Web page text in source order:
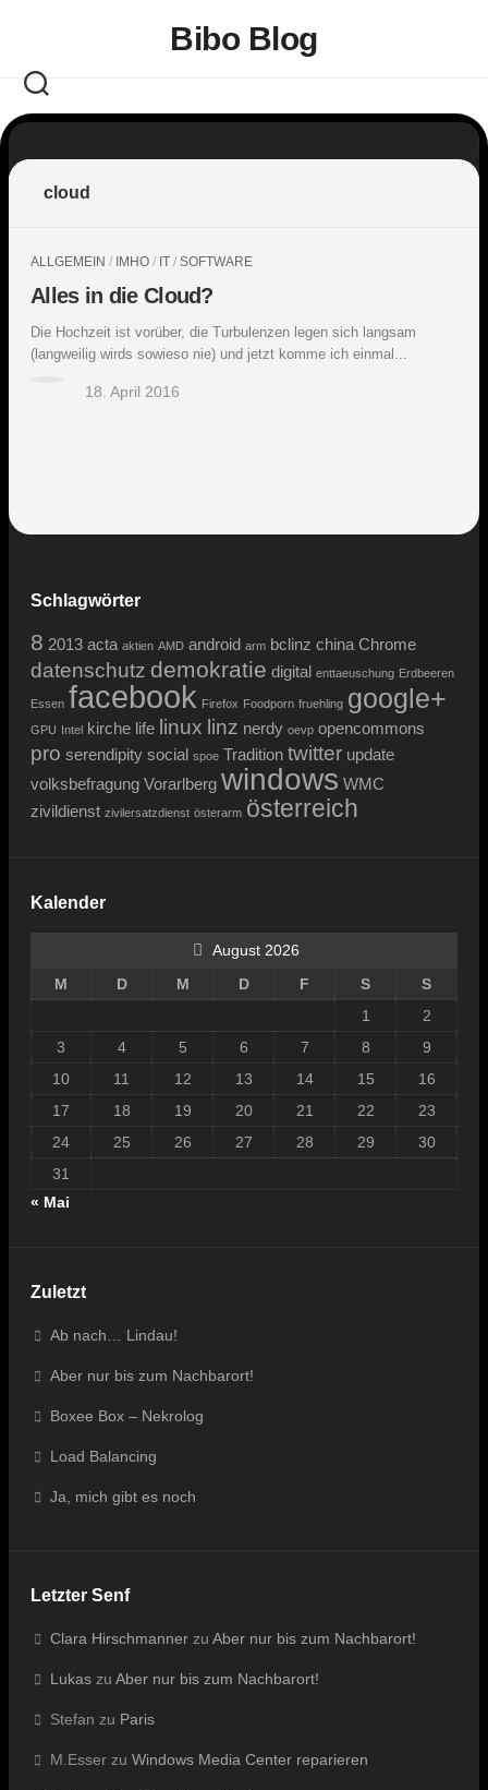
Bibo Blog
cloud
ALLGEMEIN / IMHO / IT / SOFTWARE
Alles in die Cloud?
Die Hochzeit ist vorüber, die Turbulenzen legen sich langsam
(langweilig wirds sowieso nie) und jetzt komme ich einmal...
18. April 2016
Schlagwörter
8 2013 acta aktien AMD android arm bclinz china Chrome
datenschutz demokratie digital enttaeuschung Erdbeeren
Essen facebook Firefox Foodporn fruehling google+
GPU Intel kirche life linux linz nerdy oevp opencommons
pro serendipity social spoe Tradition twitter update
volksbefragung Vorarlberg windows WMC
zivildienst zivilersatzdienst österarm österreich
Kalender
August 2026
M
D M D F S
S
1
2
3
4 5 6 7 8
9
10
11 12 13 14 15
16
17
18 19 20 21 22
23
24
25 26 27 28 29
30
31
« Mai
Zuletzt
Ab nach… Lindau!
Aber nur bis zum Nachbarort!
Boxee Box – Nekrolog
Load Balancing
Ja, mich gibt es noch
Letzter Senf
Clara Hirschmanner zu Aber nur bis zum Nachbarort!
Lukas zu Aber nur bis zum Nachbarort!
Stefan zu Paris
M.Esser zu Windows Media Center reparieren